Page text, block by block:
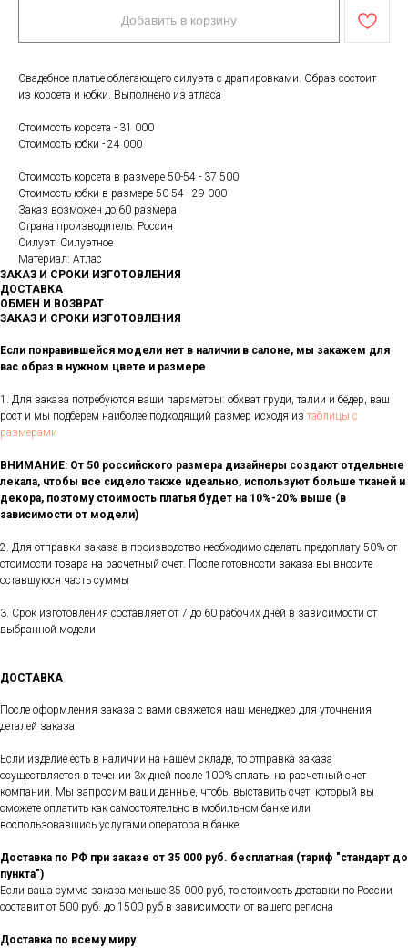
Добавить в корзину
Свадебное платье облегающего силуэта с драпировками. Образ состоит
из корсета и юбки. Выполнено из атласа
Стоимость корсета - 31 000
Стоимость юбки - 24 000
Стоимость корсета в размере 50-54 - 37 500
Стоимость юбки в размере 50-54 - 29 000
Заказ возможен до 60 размера
Страна производитель: Россия
Силуэт: Силуэтное
Материал: Атлас
ЗАКАЗ И СРОКИ ИЗГОТОВЛЕНИЯ
ДОСТАВКА
ОБМЕН И ВОЗВРАТ
ЗАКАЗ И СРОКИ ИЗГОТОВЛЕНИЯ
Если понравившейся модели нет в наличии в салоне, мы закажем для
вас образ в нужном цвете и размере
1. Для заказа потребуются ваши параметры: обхват груди, талии и бёдер, ваш
рост и мы подберем наиболее подходящий размер исходя из таблицы с
размерами
ВНИМАНИЕ: От 50 российского размера дизайнеры создают отдельные
лекала, чтобы все сидело также идеально, используют больше тканей и
декора, поэтому стоимость платья будет на 10%-20% выше (в
зависимости от модели)
2. Для отправки заказа в производство необходимо сделать предоплату 50% от
стоимости товара на расчетный счет. После готовности заказа вы вносите
оставшуюся часть суммы
3. Срок изготовления составляет от 7 до 60 рабочих дней в зависимости от
выбранной модели
ДОСТАВКА
После оформления заказа с вами свяжется наш менеджер для уточнения
деталей заказа
Если изделие есть в наличии на нашем складе, то отправка заказа
осуществляется в течении 3х дней после 100% оплаты на расчетный счет
компании. Мы запросим ваши данные, чтобы выставить счет, который вы
сможете оплатить как самостоятельно в мобильном банке или
воспользовавшись услугами оператора в банке
Доставка по РФ при заказе от 35 000 руб. бесплатная (тариф "стандарт до
пункта")
Если ваша сумма заказа меньше 35 000 руб, то стоимость доставки по России
составит от 500 руб. до 1500 руб в зависимости от вашего региона
Доставка по всему миру